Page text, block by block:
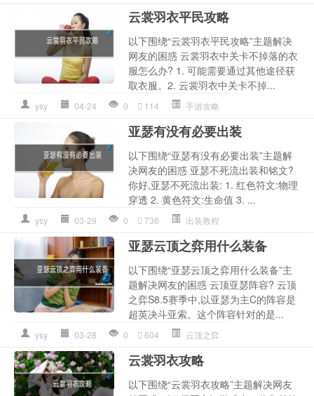
云裳羽衣平民攻略
以下围绕“云裳羽衣平民攻略”主题解决
网友的困惑 云裳羽衣中关卡不掉落的衣
服怎么办? 1. 可能需要通过其他途径获
取衣服。2. 云裳羽衣中关卡不掉...
ysy 04-24 0 114 手游攻略
亚瑟有没有必要出装
以下围绕“亚瑟有没有必要出装”主题解
决网友的困惑 亚瑟不死流出装和铭文?
你好,亚瑟不死流出装: 1. 红色符文:物理
穿透 2. 黄色符文:生命值 3. ...
ysy 03-29 0 736 出装教程
亚瑟云顶之弈用什么装备
以下围绕“亚瑟云顶之弈用什么装备”主
题解决网友的困惑 云顶亚瑟阵容? 云顶
之弈S8.5赛季中,以亚瑟为主C的阵容是
超英决斗亚索。这个阵容针对的是...
ysy 03-28 0 604 云顶之弈
云裳羽衣攻略
以下围绕“云裳羽衣攻略”主题解决网友